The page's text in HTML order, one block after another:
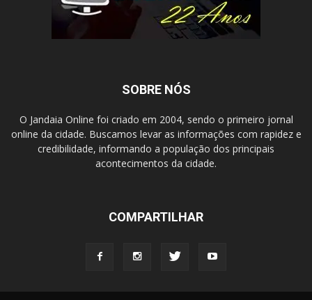
SOBRE NÓS
O Jandaia Online foi criado em 2004, sendo o primeiro jornal
online da cidade. Buscamos levar as informações com rapidez e
credibilidade, informando a população dos principais
acontecimentos da cidade.
COMPARTILHAR